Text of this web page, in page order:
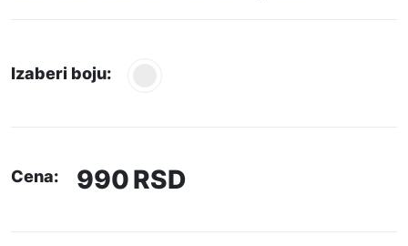
Izaberi boju:
Cena: 990RSD